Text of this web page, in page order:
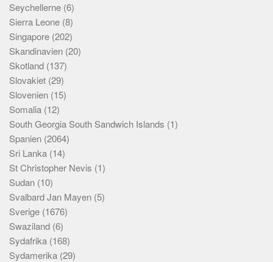
Seychellerne (6)
Sierra Leone (8)
Singapore (202)
Skandinavien (20)
Skotland (137)
Slovakiet (29)
Slovenien (15)
Somalia (12)
South Georgia South Sandwich Islands (1)
Spanien (2064)
Sri Lanka (14)
St Christopher Nevis (1)
Sudan (10)
Svalbard Jan Mayen (5)
Sverige (1676)
Swaziland (6)
Sydafrika (168)
Sydamerika (29)